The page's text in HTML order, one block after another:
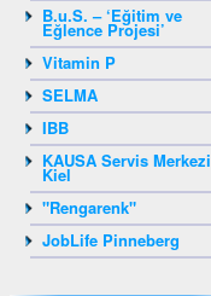
B.u.S. – ‘Eğitim ve
Eğlence Projesi’
Vitamin P
SELMA
IBB
KAUSA Servis Merkezi
Kiel
"Rengarenk"
JobLife Pinneberg